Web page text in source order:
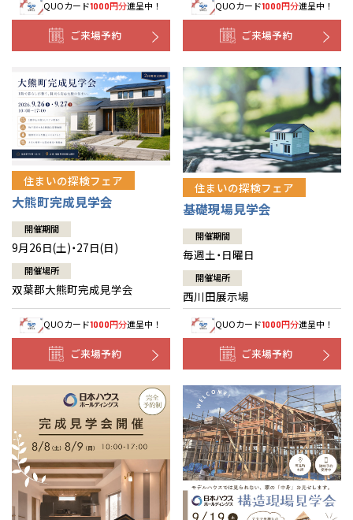
QUOカード1000円分進呈中！
ご来場予約
QUOカード1000円分進呈中！
ご来場予約
住まいの探検フェア
大熊町完成見学会
開催期間
9月26日(土)・27日(日)
開催場所
双葉郡大熊町完成見学会
QUOカード1000円分進呈中！
ご来場予約
住まいの探検フェア
基礎現場見学会
開催期間
毎週土・日曜日
開催場所
西川田展示場
QUOカード1000円分進呈中！
ご来場予約